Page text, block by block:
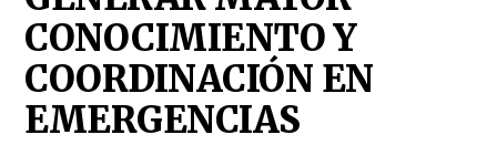
CONOCIMIENTO Y
COORDINACIÓN EN
EMERGENCIAS